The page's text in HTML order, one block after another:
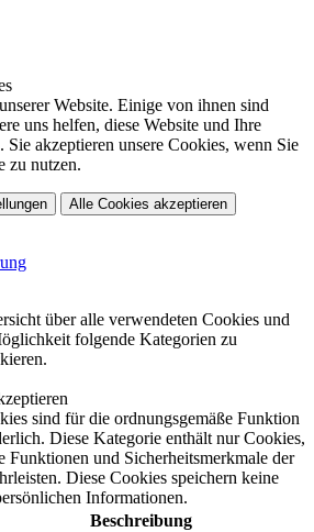
Website. Einige von ihnen sind
uns helfen, diese Website und Ihre
Sie akzeptieren unsere Cookies, wenn Sie
zu nutzen.
Alle Cookies akzeptieren
über alle verwendeten Cookies und
folgende Kategorien zu
sind für die ordnungsgemäße Funktion
Diese Kategorie enthält nur Cookies,
Funktionen und Sicherheitsmerkmale der
Diese Cookies speichern keine
Informationen.
Beschreibung